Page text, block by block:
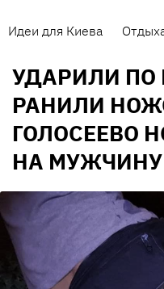
Идеи для Киева
УДАРИЛИ ПО
РАНИЛИ
ГОЛОСЕЕВО
НА МУЖЧИНУ